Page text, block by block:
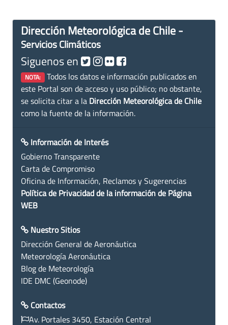
Dirección Meteorológica de Chile -
Servicios Climáticos
Siguenos en
NOTA: Todos los datos e información publicados en
este Portal son de acceso y uso público; no obstante,
se solicita citar a la Dirección Meteorológica de Chile
como la fuente de la información.
Información de Interés
Gobierno Transparente
Carta de Compromiso
Oficina de Información, Reclamos y Sugerencias
Política de Privacidad de la información de Página
WEB
Nuestro Sitios
Dirección General de Aeronáutica
Meteorología Aeronáutica
Blog de Meteorología
IDE DMC (Geonode)
Contactos
Av. Portales 3450, Estación Central